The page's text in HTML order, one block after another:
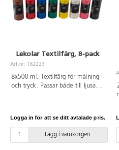
Lekolar Textilfärg, 8-pack
Art.nr: 162223
8x500 ml. Textilfärg för målning
och tryck. Passar både till ljusa
täckvit textilfärg 119390. Fixeras
med strykjärn på 50-60 °C i fem
minuter efter torkning. Kan
Logga in för att se ditt avtalade pris.
Lägg i varukorgen